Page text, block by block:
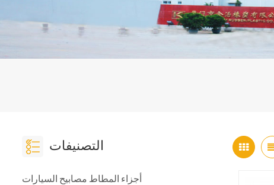
التصنيفات
أجزاء المطاط مصابيح السيارات